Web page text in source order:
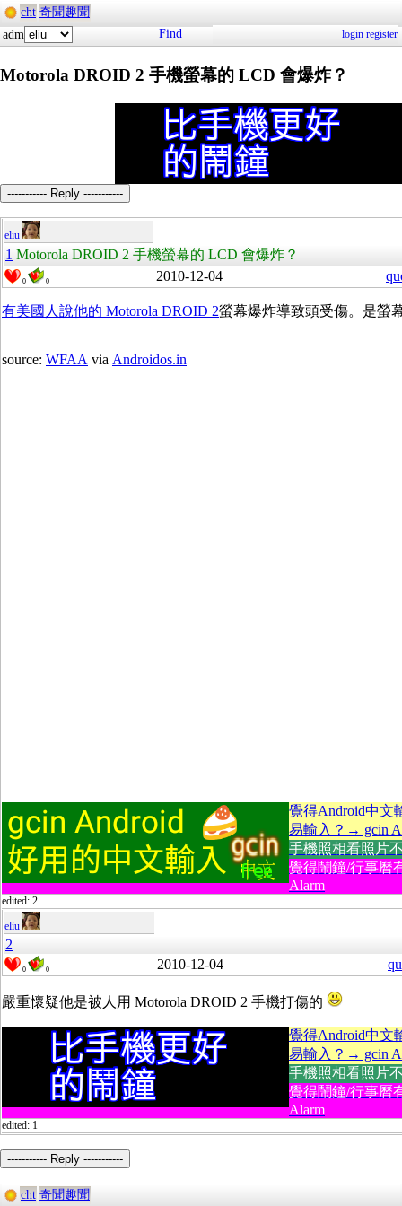
cht 奇聞趣聞
adm
Find login register
Motorola DROID 2 手機螢幕的 LCD 會爆炸？
----------- Reply -----------
eliu
1 Motorola DROID 2 手機螢幕的 LCD 會爆炸？
0 0 2010-12-04
有美國人說他的 Motorola DROID 2螢幕爆炸導致頭受傷。是螢
source: WFAA via Androidos.in
覺得Android中文
易輸入？→ gcin
手機照相看照片
覺得鬧鐘/行事
Alarm
edited: 2
eliu
2
0 0 2010-12-04
嚴重懷疑他是被人用 Motorola DROID 2 手機打傷的
覺得Android中文
易輸入？→ gcin
手機照相看照片
覺得鬧鐘/行事
Alarm
edited: 1
----------- Reply -----------
cht 奇聞趣聞